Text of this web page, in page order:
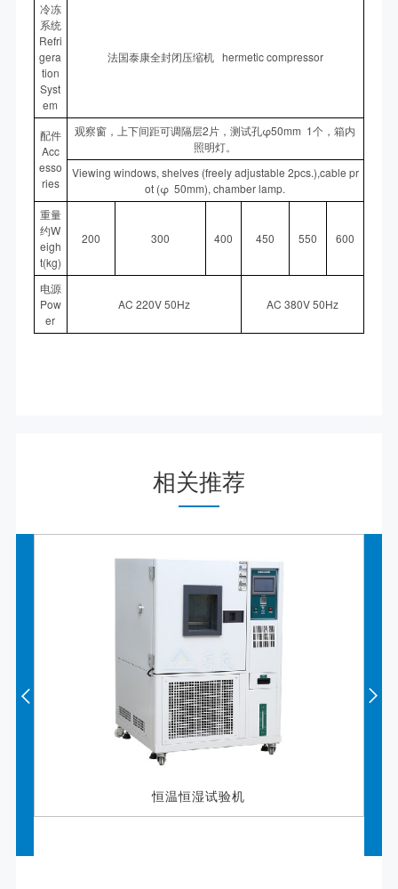
冷冻
系统
Refri
gera
tion
Syst
em
法国泰康全封闭压缩机 hermetic compressor
配件
Acc
esso
ries
观察窗，上下间距可调隔层2片，测试孔φ50mm 1个，箱内
照明灯。
Viewing windows, shelves (freely adjustable 2pcs.),cable pr
ot (φ 50mm), chamber lamp.
重量
约W
eigh
t(kg)
200 300 400 450 550 600
电源
Pow
er
AC 220V 50Hz AC 380V 50Hz
相关推荐
恒温恒湿试验机